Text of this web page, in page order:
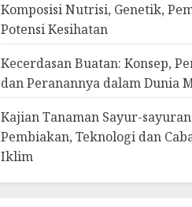
Komposisi Nutrisi, Genetik,
Potensi Kesihatan
Kecerdasan Buatan: Konsep,
dan Peranannya dalam Dunia
Kajian Tanaman Sayur-
Pembiakan, Teknologi dan
Iklim